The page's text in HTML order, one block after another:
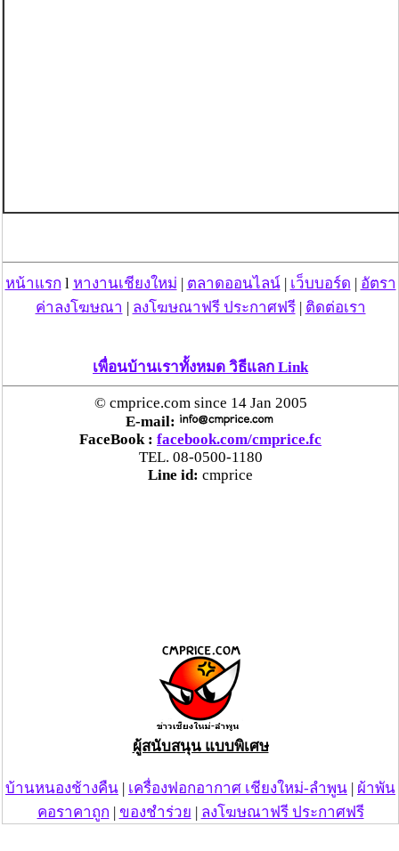
หน้าแรก l หางานเชียงใหม่ | ตลาดออนไลน์| เว็บบอร์ด | อัตรา
ค่าลงโฆษณา | ลงโฆษณาฟรี ประกาศฟรี| ติดต่อเรา
เพื่อนบ้านเราทั้งหมด วิธีแลก Link
© cmprice.com since 14 Jan 2005
E-mail:
FaceBook : facebook.com/cmprice.fc
TEL. 08-0500-1180
Line id: cmprice
ผู้สนับสนุน แบบพิเศษ
บ้านหนองช้างคืน | เครื่องฟอกอากาศ เชียงใหม่-ลำพูน | ผ้าพัน
คอราคาถูก | ของชำร่วย | ลงโฆษณาฟรี ประกาศฟรี